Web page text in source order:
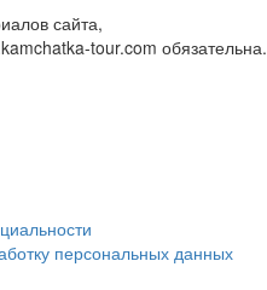
сайта,
tour.com обязательна.
персональных данных